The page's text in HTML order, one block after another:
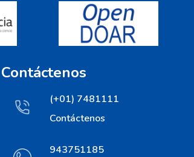
Contáctenos
(+01) 7481111
Contáctenos
943751185